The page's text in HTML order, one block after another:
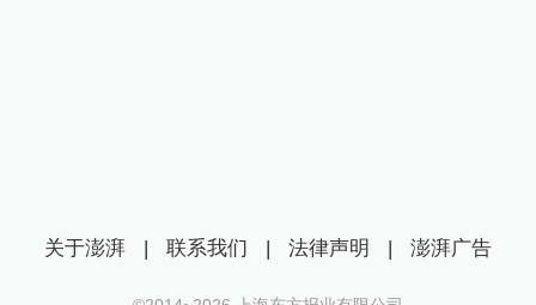
关于澎湃 | 联系我们 | 法律声明 | 澎湃广告